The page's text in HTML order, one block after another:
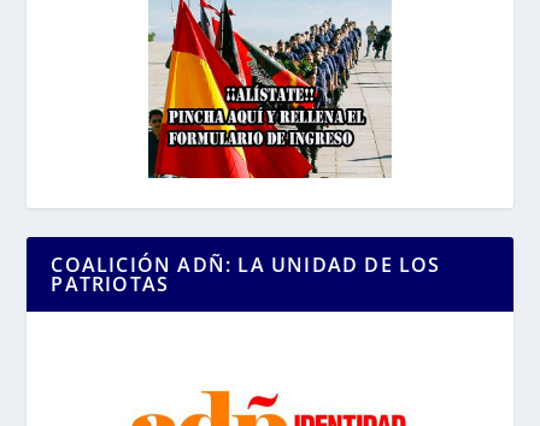
COALICIÓN ADÑ: LA UNIDAD DE LOS
PATRIOTAS